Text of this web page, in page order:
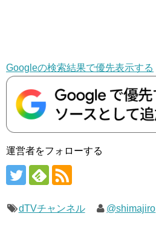
Googleの検索結果で優先表示する
運営者をフォローする
dTVチャンネル @shimajiro